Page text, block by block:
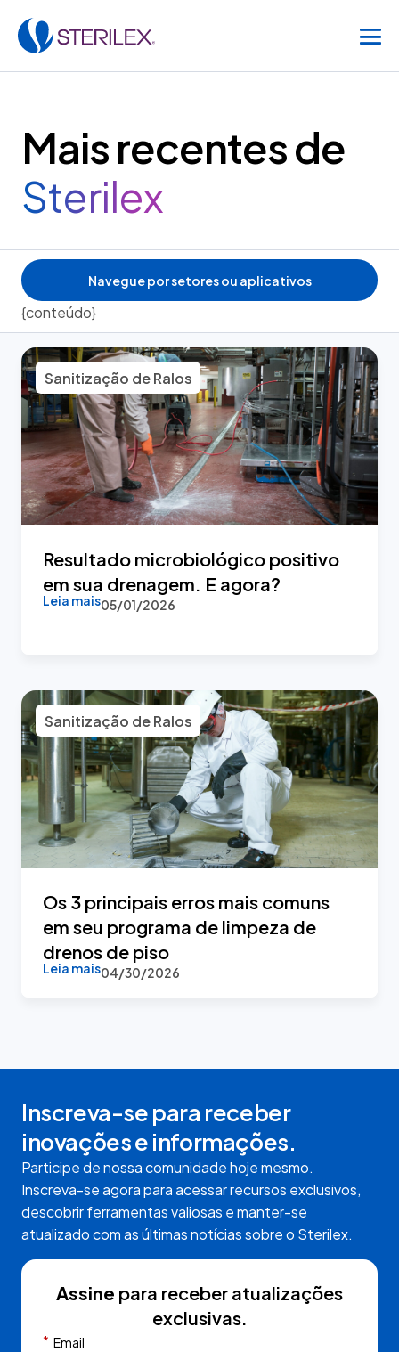
Mais recentes de
Sterilex
Navegue por setores ou aplicativos
{conteúdo}
Sanitização de Ralos
Resultado microbiológico positivo
em sua drenagem. E agora?
Leia mais05/01/2026
Sanitização de Ralos
Os 3 principais erros mais comuns
em seu programa de limpeza de
drenos de piso
Leia mais04/30/2026
Inscreva-se para receber
inovações e informações.
Participe de nossa comunidade hoje mesmo.
Inscreva-se agora para acessar recursos exclusivos,
descobrir ferramentas valiosas e manter-se
atualizado com as últimas notícias sobre o Sterilex.
Assine para receber atualizações
exclusivas.
* Email